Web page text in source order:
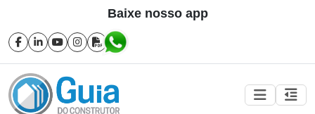
Baixe nosso app